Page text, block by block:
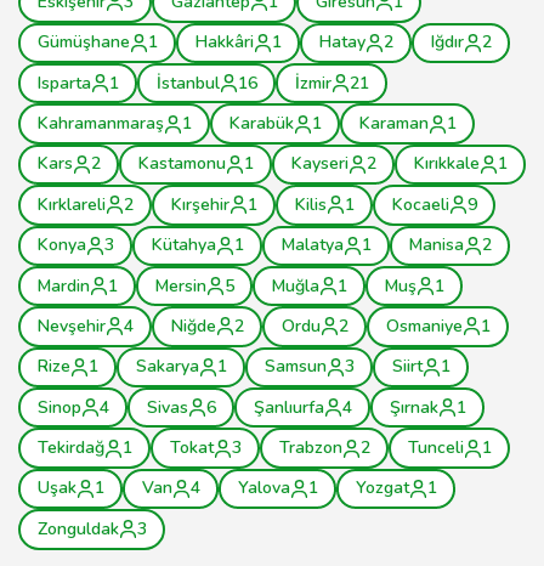
Gümüşhane
1 Hakkâri 1 Hatay 2 Iğdır
2
Isparta
1 İstanbul 16 İzmir
21
Kahramanmaraş
1 Karabük 1 Karaman
1
Kars
2 Kastamonu 1 Kayseri 2 Kırıkkale
1
Kırklareli
2 Kırşehir 1 Kilis 1 Kocaeli
9
Konya
3 Kütahya 1 Malatya 1 Manisa
2
Mardin
1 Mersin 5 Muğla 1 Muş
1
Nevşehir
4 Niğde 2 Ordu 2 Osmaniye
1
Rize
1 Sakarya 1 Samsun 3 Siirt
1
Sinop
4 Sivas 6 Şanlıurfa 4 Şırnak
1
Tekirdağ
1 Tokat 3 Trabzon 2 Tunceli
1
Uşak
1 Van 4 Yalova 1 Yozgat
1
Zonguldak
3